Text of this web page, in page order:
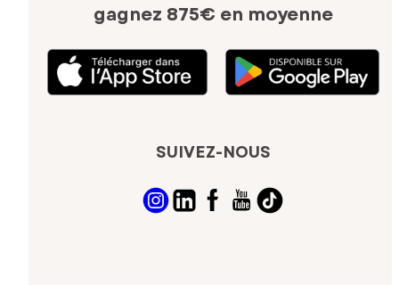
gagnez 875€ en moyenne
SUIVEZ-NOUS